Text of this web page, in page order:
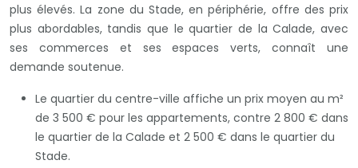
plus élevés. La zone du Stade, en périphérie, offre des prix
plus abordables, tandis que le quartier de la Calade, avec
ses commerces et ses espaces verts, connaît une
demande soutenue.
Le quartier du centre-ville affiche un prix moyen au m²
de 3 500 € pour les appartements, contre 2 800 € dans
le quartier de la Calade et 2 500 € dans le quartier du
Stade.